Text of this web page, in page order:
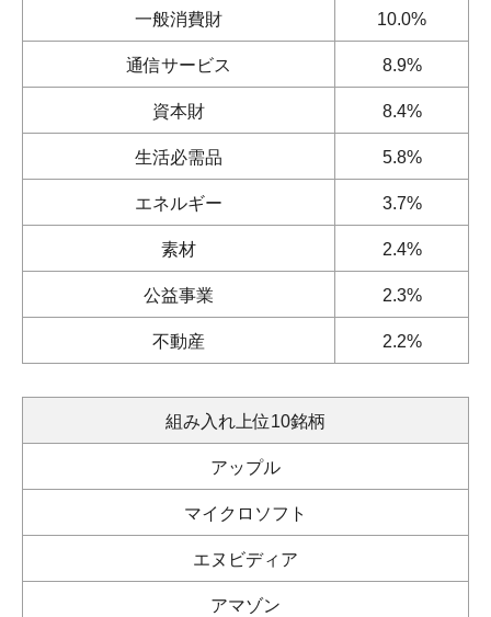
一般消費財 10.0%
通信サービス 8.9%
資本財 8.4%
生活必需品 5.8%
エネルギー 3.7%
素材 2.4%
公益事業 2.3%
不動産 2.2%
組み入れ上位10銘柄
アップル
マイクロソフト
エヌビディア
アマゾン